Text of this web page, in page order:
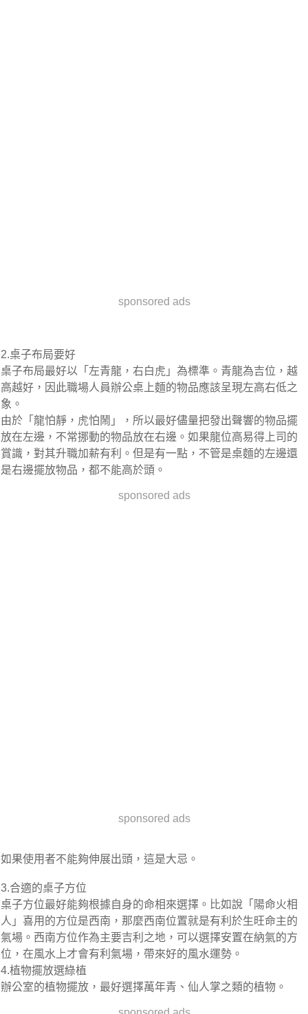
sponsored ads
2.桌子布局要好
桌子布局最好以「左青龍，右白虎」為標準。青龍為吉位，越
高越好，因此職場人員辦公桌上麵的物品應該呈現左高右低之
象。
由於「龍怕靜，虎怕鬧」，所以最好儘量把發出聲響的物品擺
放在左邊，不常挪動的物品放在右邊。如果龍位高易得上司的
賞識，對其升職加薪有利。但是有一點，不管是桌麵的左邊還
是右邊擺放物品，都不能高於頭。
sponsored ads
sponsored ads
如果使用者不能夠伸展出頭，這是大忌。
3.合適的桌子方位
桌子方位最好能夠根據自身的命相來選擇。比如說「陽命火相
人」喜用的方位是西南，那麼西南位置就是有利於生旺命主的
氣場。西南方位作為主要吉利之地，可以選擇安置在納氣的方
位，在風水上才會有利氣場，帶來好的風水運勢。
4.植物擺放選綠植
辦公室的植物擺放，最好選擇萬年青、仙人掌之類的植物。